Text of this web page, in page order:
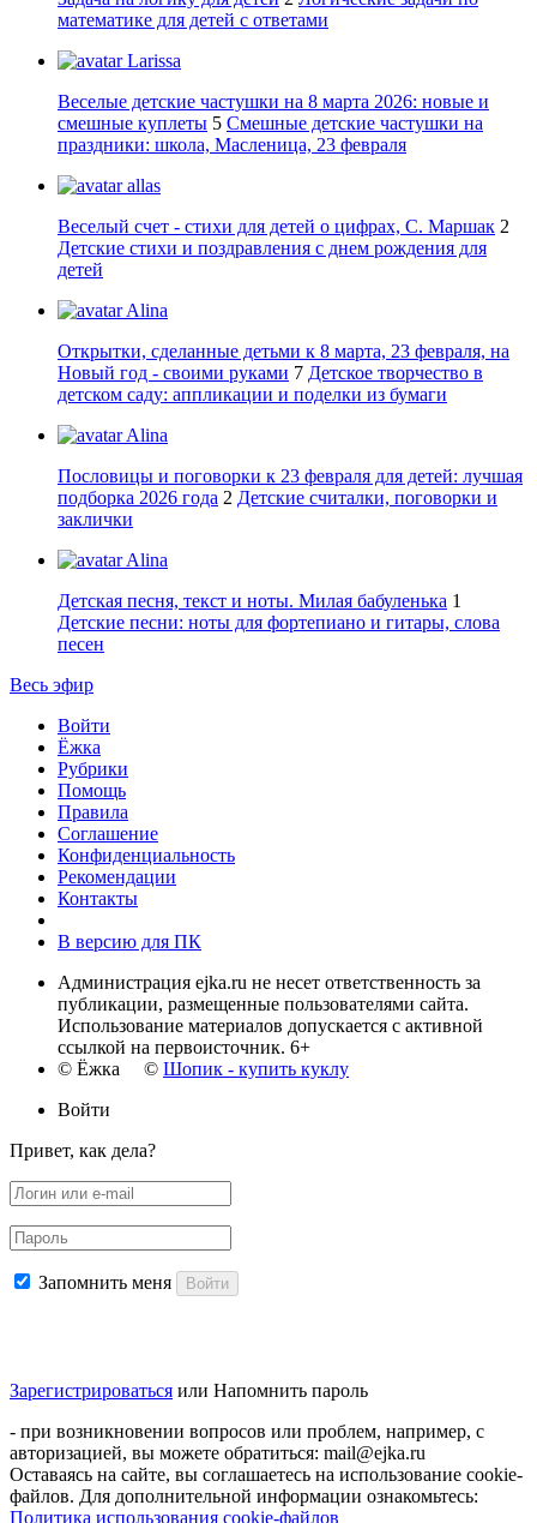
математике для детей с ответами
Larissa
Веселые детские частушки на 8 марта 2026: новые и
смешные куплеты 5 Смешные детские частушки на
праздники: школа, Масленица, 23 февраля
allas
Веселый счет - стихи для детей о цифрах, С. Маршак 2
Детские стихи и поздравления с днем рождения для
детей
Alina
Открытки, сделанные детьми к 8 марта, 23 февраля, на
Новый год - своими руками 7 Детское творчество в
детском саду: аппликации и поделки из бумаги
Alina
Пословицы и поговорки к 23 февраля для детей: лучшая
подборка 2026 года 2 Детские считалки, поговорки и
заклички
Alina
Детская песня, текст и ноты. Милая бабуленька 1
Детские песни: ноты для фортепиано и гитары, слова
песен
Весь эфир
Войти
Ёжка
Рубрики
Помощь
Правила
Соглашение
Конфиденциальность
Рекомендации
Контакты
В версию для ПК
Администрация ejka.ru не несет ответственность за
публикации, размещенные пользователями сайта.
Использование материалов допускается с активной
ссылкой на первоисточник. 6+
© Ёжка © Шопик - купить куклу
Войти
Привет, как дела?
Запомнить меня Войти
Зарегистрироваться или Напомнить пароль
- при возникновении вопросов или проблем, например, с
авторизацией, вы можете обратиться: mail@ejka.ru
Оставаясь на сайте, вы соглашаетесь на использование cookie-
файлов. Для дополнительной информации ознакомьтесь:
Политика использования cookie-файлов